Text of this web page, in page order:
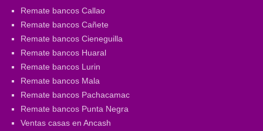
Remate bancos Callao
Remate bancos Cañete
Remate bancos Cieneguilla
Remate bancos Huaral
Remate bancos Lurin
Remate bancos Mala
Remate bancos Pachacamac
Remate bancos Punta Negra
Ventas casas en Ancash